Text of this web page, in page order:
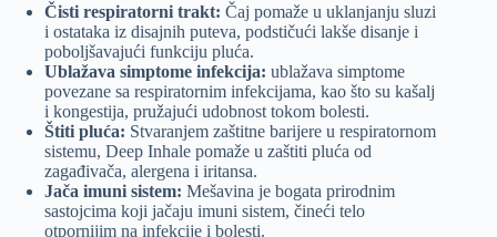
Čisti respiratorni trakt: Čaj pomaže u uklanjanju sluzi
i ostataka iz disajnih puteva, podstičući lakše disanje i
poboljšavajući funkciju pluća.
Ublažava simptome infekcija: ublažava simptome
povezane sa respiratornim infekcijama, kao što su kašalj
i kongestija, pružajući udobnost tokom bolesti.
Štiti pluća: Stvaranjem zaštitne barijere u respiratornom
sistemu, Deep Inhale pomaže u zaštiti pluća od
zagađivača, alergena i iritansa.
Jača imuni sistem: Mešavina je bogata prirodnim
sastojcima koji jačaju imuni sistem, čineći telo
otpornijim na infekcije i bolesti.